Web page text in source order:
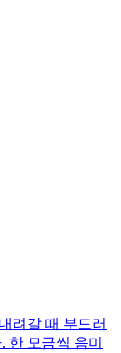
려갈 때 부드러
한 모금씩 음미